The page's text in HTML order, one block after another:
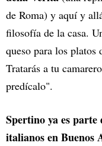
de Roma) y aquí y
filosofía de la casa.
queso para los platos
Tratarás a tu
predícalo".
Spertino ya es parte
italianos en Buenos